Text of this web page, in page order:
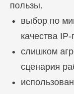
пользы.
выбор по
качества
слишком
сценария